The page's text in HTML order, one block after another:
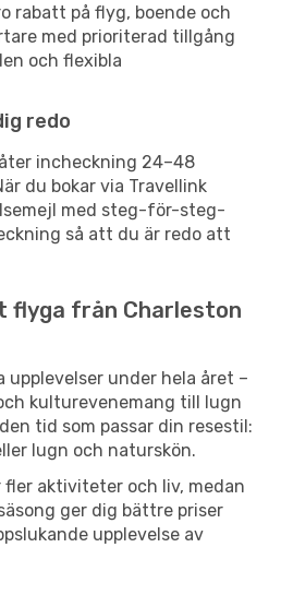
rabatt på flyg, boende och
med prioriterad tillgång
och flexibla
redo
incheckning 24–48
du bokar via Travellink
med steg-för-steg-
så att du är redo att
flyga från Charleston
upplevelser under hela året –
kulturevenemang till lugn
tid som passar din resestil:
lugn och naturskön.
fler aktiviteter och liv, medan
ger dig bättre priser
upplevelse av